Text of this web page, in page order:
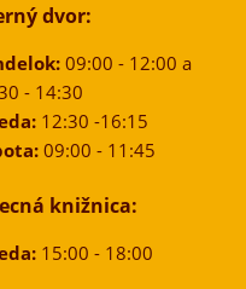
dvor:
09:00 - 12:00 a
- 14:30
12:30 -16:15
09:00 - 11:45
knižnica:
15:00 - 18:00